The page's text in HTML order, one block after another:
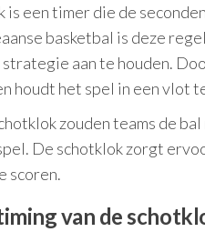
is een timer die de
basketbal is deze
aan te houden.
houdt het spel in een vlot
zouden teams de
De schotklok zorgt
scoren.
van de